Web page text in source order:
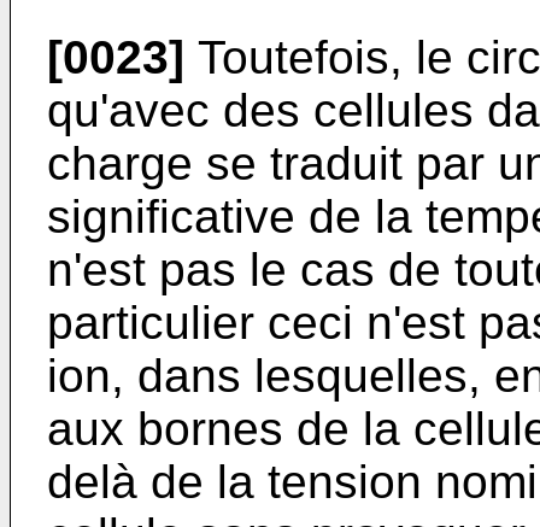
[0023] Toutefois, le
qu'avec des cellules
charge se traduit par
significative de la
n'est pas le cas de
particulier ceci n'est
ion, dans lesquelles,
aux bornes de la
delà de la tension